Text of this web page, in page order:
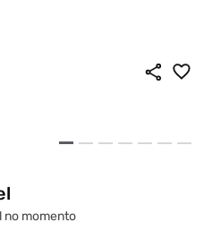
no momento